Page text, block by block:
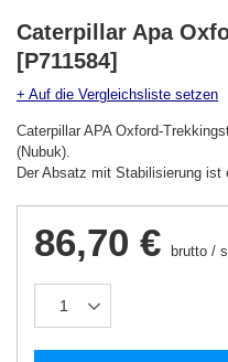
Caterpillar Apa
[P711584]
+ Auf die Vergleichsliste setzen
Caterpillar APA Oxford-
(Nubuk).
Der Absatz mit Stabilisierung ist
86,70 € brutto /